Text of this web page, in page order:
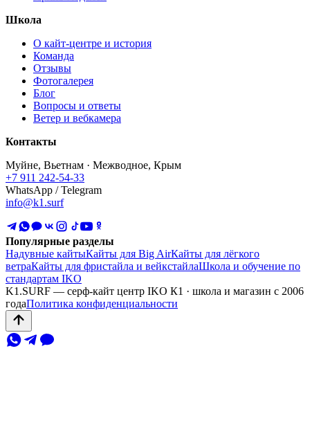
Школа
О кайт-центре и история
Команда
Отзывы
Фотогалерея
Блог
Вопросы и ответы
Ветер и вебкамера
Контакты
Муйне, Вьетнам · Межводное, Крым
+7 911 242-54-33
WhatsApp / Telegram
info@k1.surf
Популярные разделы
Надувные кайтыКайты для Big AirКайты для лёгкого
ветраКайты для фристайла и вейкстайлаШкола и обучение по
стандартам IKO
K1.SURF — серф-кайт центр IKO К1 · школа и магазин с 2006
годаПолитика конфиденциальности